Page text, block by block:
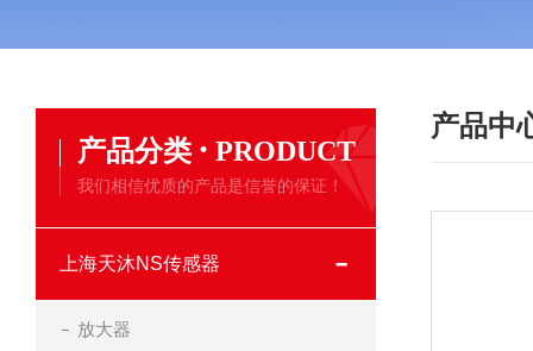
产品中
产品分类 · PRODUCT
我们相信优质的产品是信誉的保证！
上海天沐NS传感器
放大器